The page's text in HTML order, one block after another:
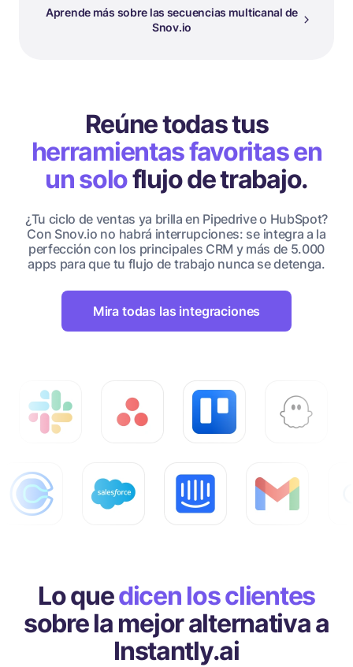
Aprende más sobre las secuencias multicanal de
Snov.io
Reúne todas tus
herramientas favoritas en
un soloflujo de trabajo.
¿Tu ciclo de ventas ya brilla en Pipedrive o HubSpot?
Con Snov.io no habrá interrupciones: se integra a la
perfección con los principales CRM y más de 5.000
apps para que tu flujo de trabajo nunca se detenga.
Mira todas las integraciones
Lo qued icen los clientes
sobre la mejor alternativa a
Instantly.ai